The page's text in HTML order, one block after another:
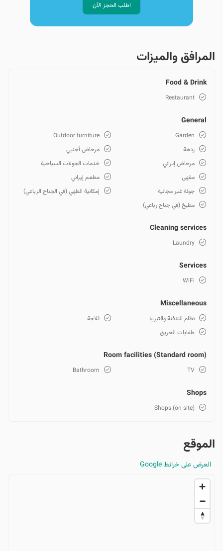
اطلب الحجز الآن
المرافق والمیزات
Food & Drink
Restaurant
General
Garden
Outdoor furniture
ردهة
مرحاض أجنبي
مرحاض إيراني
خدمات الجولات السياحية
مقهى
مطعم إيراني
جولة غير مجانية
إمكانية الطهي (في الجناح الرباعي)
مطبخ (في جناح رباعي)
Cleaning services
Laundry
Services
WiFi
Miscellaneous
نظام التدفئة والتبريد
ثلاجة
طفايات الحريق
Room facilities (Standard room)
TV
Bathroom
Shops
Shops (on site)
الموقع
العرض على خرائط Google